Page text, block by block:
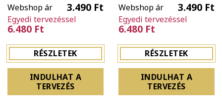
Webshop ár 3.490 Ft
Egyedi tervezéssel
6.480 Ft
RÉSZLETEK
INDULHAT A
TERVEZÉS
Webshop ár 3.490 Ft
Egyedi tervezéssel
6.480 Ft
RÉSZLETEK
INDULHAT A
TERVEZÉS